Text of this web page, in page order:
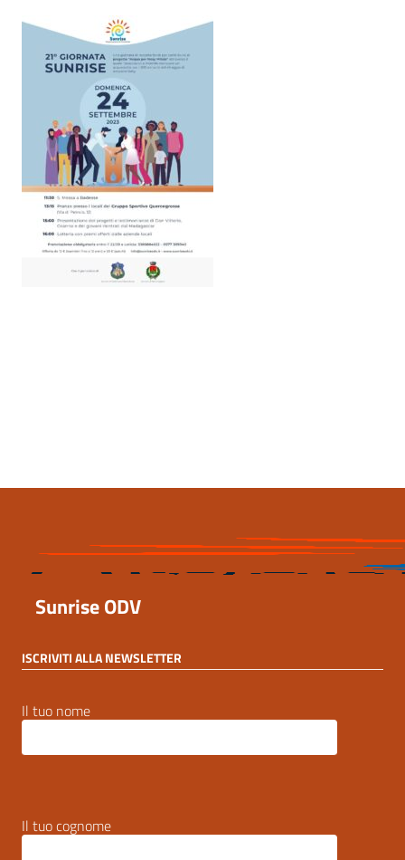
Sunrise ODV
ISCRIVITI ALLA NEWSLETTER
Il tuo nome
Il tuo cognome